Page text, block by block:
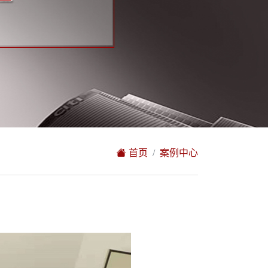
首页 案例中心